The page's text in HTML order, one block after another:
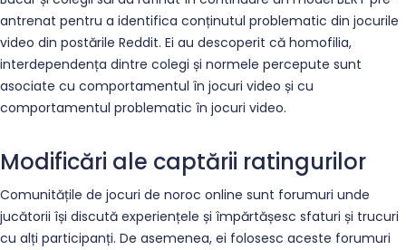
antrenat pentru a identifica conținutul problematic din jocurile
video din postările Reddit. Ei au descoperit că homofilia,
interdependența dintre colegi și normele percepute sunt
asociate cu comportamentul în jocuri video și cu
comportamentul problematic în jocuri video.
Modificări ale captării ratingurilor
Comunitățile de jocuri de noroc online sunt forumuri unde
jucătorii își discută experiențele și împărtășesc sfaturi și trucuri
cu alți participanți. De asemenea, ei folosesc aceste forumuri